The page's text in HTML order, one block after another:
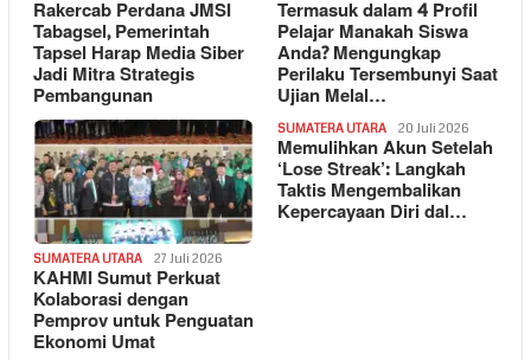
Rakercab Perdana JMSI
Tabagsel, Pemerintah
Tapsel Harap Media Siber
Jadi Mitra Strategis
Pembangunan
Termasuk dalam 4 Profil
Pelajar Manakah Siswa
Anda? Mengungkap
Perilaku Tersembunyi Saat
Ujian Melal…
SUMATERA UTARA 27 Juli 2026
KAHMI Sumut Perkuat
Kolaborasi dengan
Pemprov untuk Penguatan
Ekonomi Umat
SUMATERA UTARA 20 Juli 2026
Memulihkan Akun Setelah
‘Lose Streak’: Langkah
Taktis Mengembalikan
Kepercayaan Diri dal…